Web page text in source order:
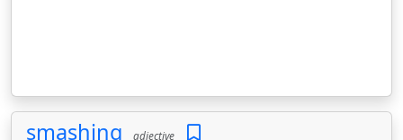
smashing adjective